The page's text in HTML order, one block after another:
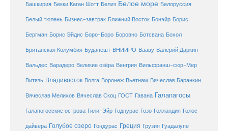
Башкирия Бекки Каган Шотт Белиз Белое море Белоруссия
Белый тюлень Бизнес-завтрак Ближний Восток Бонэйр Борис
Бергман Борис Эйдис Боро-Боро Боровно Ботсвана Бохол
Британская Колумбия Будапешт ВНИИРО Вааву Валерий Даркин
Вальдес Варадеро Великие озёра Венгрия Вильфранш-сюр-Мер
Витязь Владивосток Волга Воронеж Вьетнам Вячеслав Баранкин
Вячеслав Мелихов Вячеслав Скоц ГОСТ Гавана Галапагосы
Галапогосские острова Гили-Эйр Годнурас Гозо Голландия Голос
дайвера Голубое озеро Гондурас Греция Грузия Гуадалупе